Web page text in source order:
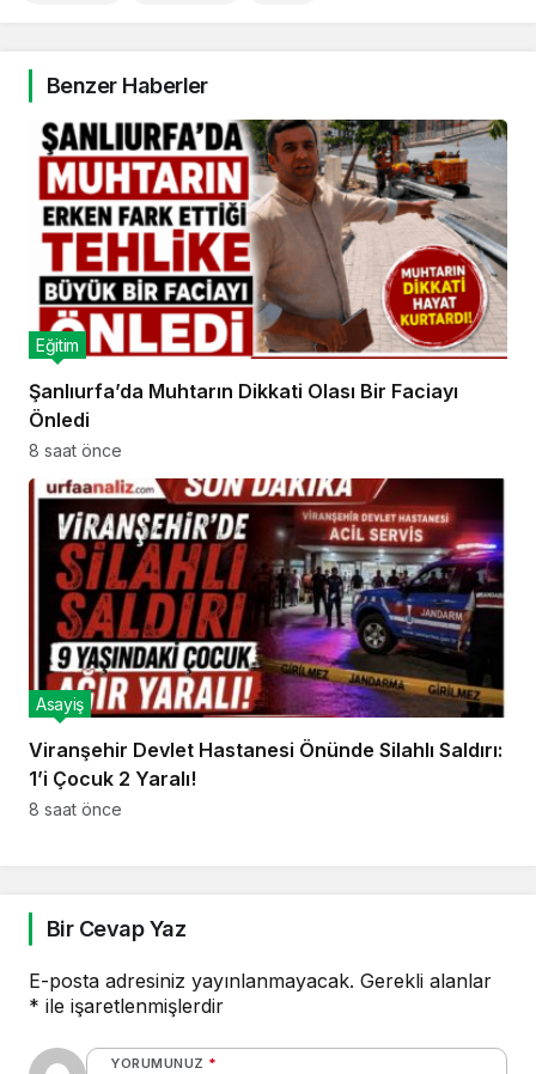
Benzer Haberler
Şanlıurfa’da Muhtarın Dikkati Olası Bir Faciayı
Önledi
Eğitim
8 saat önce
Viranşehir Devlet Hastanesi Önünde Silahlı Saldırı:
1’i Çocuk 2 Yaralı!
Asayiş
8 saat önce
Bir Cevap Yaz
E-posta adresiniz yayınlanmayacak. Gerekli alanlar
* ile işaretlenmişlerdir
YORUMUNUZ *